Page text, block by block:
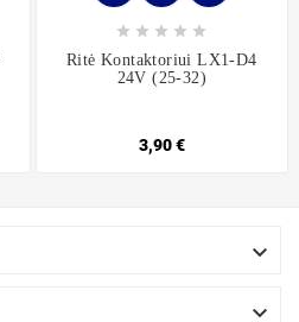
    
Ritė Kontaktoriui LX1-D4
24V (25-32)
3,90 €

